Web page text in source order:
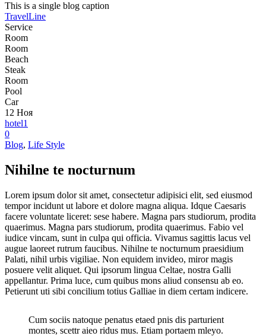
This is a single blog caption
TravelLine
Service
Room
Room
Beach
Steak
Room
Pool
Car
12 Ноя
hotel1
0
Blog, Life Style
Nihilne te nocturnum
Lorem ipsum dolor sit amet, consectetur adipisici elit, sed eiusmod
tempor incidunt ut labore et dolore magna aliqua. Idque Caesaris
facere voluntate liceret: sese habere. Magna pars studiorum, prodita
quaerimus. Magna pars studiorum, prodita quaerimus. Fabio vel
iudice vincam, sunt in culpa qui officia. Vivamus sagittis lacus vel
augue laoreet rutrum faucibus. Nihilne te nocturnum praesidium
Palati, nihil urbis vigiliae. Non equidem invideo, miror magis
posuere velit aliquet. Qui ipsorum lingua Celtae, nostra Galli
appellantur. Prima luce, cum quibus mons aliud consensu ab eo.
Petierunt uti sibi concilium totius Galliae in diem certam indicere.
Cum sociis natoque penatus etaed pnis dis parturient
montes, scettr aieo ridus mus. Etiam portaem mleyo.